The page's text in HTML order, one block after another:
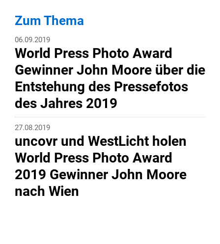
Zum Thema
06.09.2019
World Press Photo Award
Gewinner John Moore über die
Entstehung des Pressefotos
des Jahres 2019
27.08.2019
uncovr und WestLicht holen
World Press Photo Award
2019 Gewinner John Moore
nach Wien